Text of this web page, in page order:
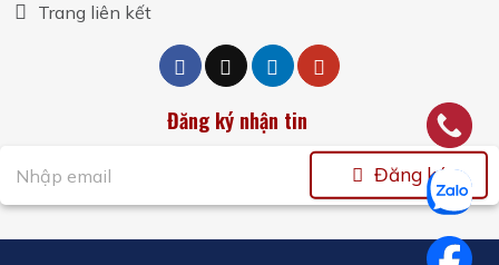
Trang liên kết
Đăng ký nhận tin
Đăng ký